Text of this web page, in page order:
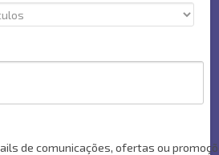
de comunicações, ofertas ou